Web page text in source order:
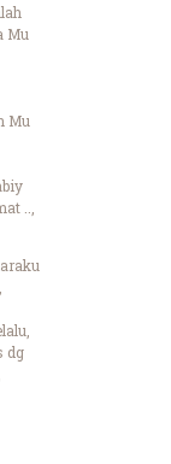
Mu
Mu
..,
dg